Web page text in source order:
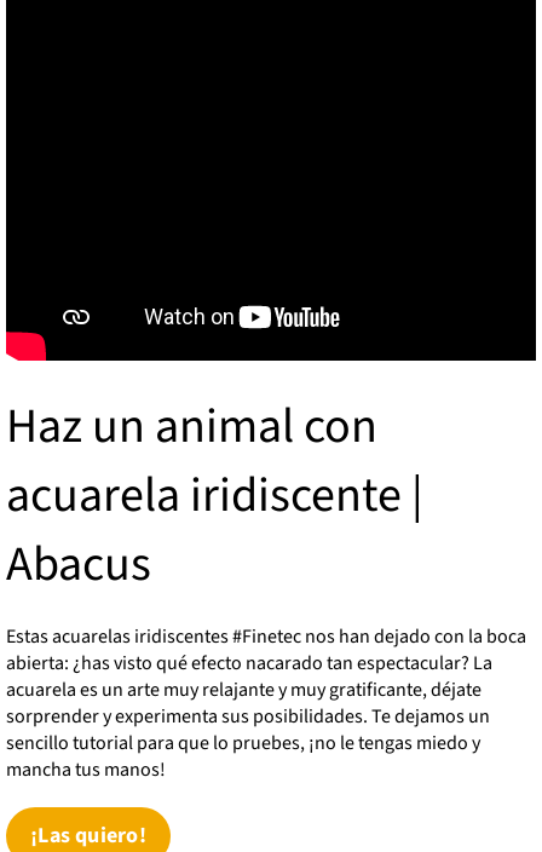
Haz un animal con
acuarela iridiscente |
Abacus
Estas acuarelas iridiscentes #Finetec nos han dejado con la boca
abierta: ¿has visto qué efecto nacarado tan espectacular? La
acuarela es un arte muy relajante y muy gratificante, déjate
sorprender y experimenta sus posibilidades. Te dejamos un
sencillo tutorial para que lo pruebes, ¡no le tengas miedo y
mancha tus manos!
¡Las quiero!